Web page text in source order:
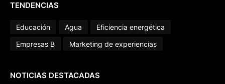
TENDENCIAS
Educación Agua
Eficiencia energética
Empresas B
Marketing de experiencias
NOTICIAS DESTACADAS